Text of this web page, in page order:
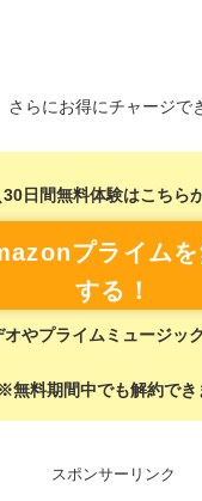
さらにお得にチャージで
30日間無料体験はこちら
プライム
する！
やプライムミュージッ
※無料期間中でも解約でき
スポンサーリンク